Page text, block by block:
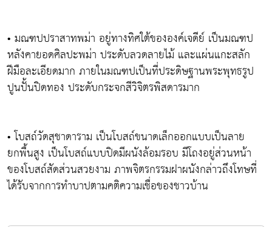
• มณฑปปราสาทพม่า อยู่ทางทิศใต้ขององค์เจดีย์ เป็นมณฑป
หลังคายอดศิลปะพม่า ประดับลวดลายไม้ และแผ่นแกะสลัก
ฝีมือละเอียดมาก ภายในมณฑปเป็นที่ประดิษฐานพระพุทธรูป
ปูนปั้นปิดทอง ประดับกระจกสีวิจิตรพิสดารมาก
• โบสถ์วัดสุชาดาราม เป็นโบสถ์ขนาดเล็กออกแบบเป็นลาย
ยกพื้นสูง เป็นโบสถ์แบบปิดมีผนังล้อมรอบ มีโถงอยู่ส่วนหน้า
ของโบสถ์สัดส่วนสวยงาม ภาพจิตรกรรมฝาผนังกล่าวถึงโทษที่
ได้รับจากการทำบาปตามคติความเชื่อของชาวบ้าน